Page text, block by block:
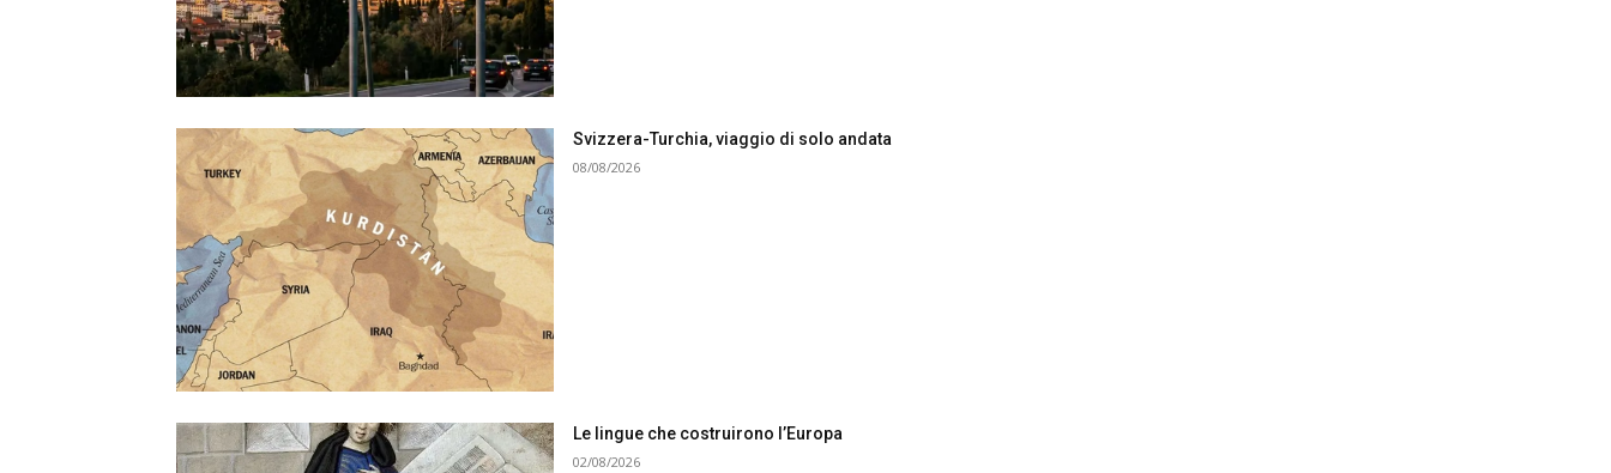
Svizzera-Turchia, viaggio di solo andata
08/08/2026
Le lingue che costruirono l’Europa
02/08/2026